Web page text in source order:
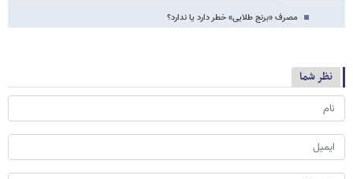
مصرف «برنج طلایی» خطر دارد یا ندارد؟
نظر شما